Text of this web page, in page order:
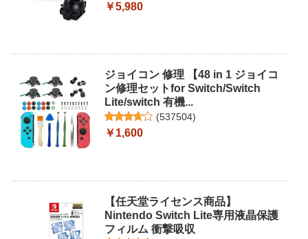
￥5,980
ジョイコン 修理 【48 in 1 ジョイコ
ン修理セットfor Switch/Switch
Lite/switch 有機...
(537504)
￥1,600
【任天堂ライセンス商品】
Nintendo Switch Lite専用液晶保護
フィルム 衝撃吸収